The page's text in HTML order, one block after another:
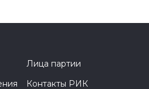
Лица партии
Контакты РИК